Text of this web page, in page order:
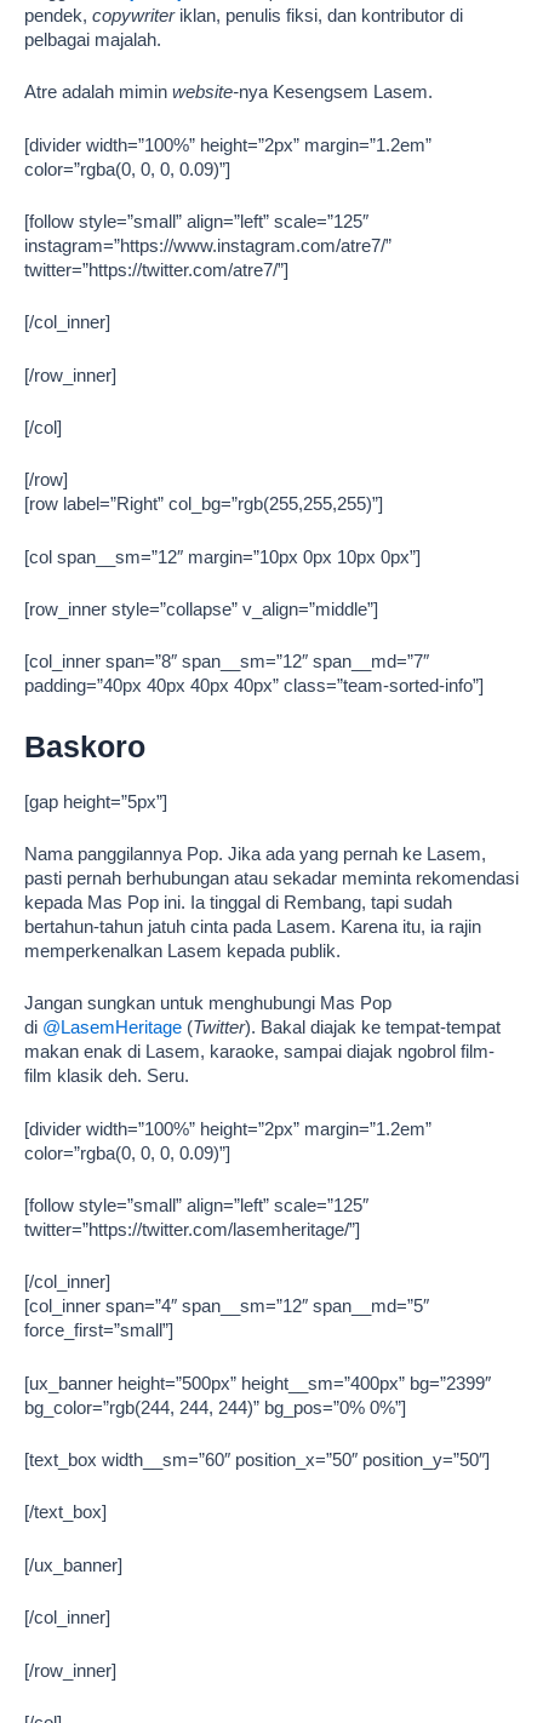
pendek, copywriteriklan, penulis fiksi, dan kontributor di
pelbagai majalah.
Atre adalah mimin website-nya Kesengsem Lasem.
[divider width=”100%” height=”2px” margin=”1.2em”
color=”rgba(0, 0, 0, 0.09)”]
[follow style=”small” align=”left” scale=”125″
instagram=”https://www.instagram.com/atre7/”
twitter=”https://twitter.com/atre7/”]
[/col_inner]
[/row_inner]
[/col]
[/row]
[row label=”Right” col_bg=”rgb(255,255,255)”]
[col span__sm=”12″ margin=”10px 0px 10px 0px”]
[row_inner style=”collapse” v_align=”middle”]
[col_inner span=”8″ span__sm=”12″ span__md=”7″
padding=”40px 40px 40px 40px” class=”team-sorted-info”]
Baskoro
[gap height=”5px”]
Nama panggilannya Pop. Jika ada yang pernah ke Lasem,
pasti pernah berhubungan atau sekadar meminta rekomendasi
kepada Mas Pop ini. Ia tinggal di Rembang, tapi sudah
bertahun-tahun jatuh cinta pada Lasem. Karena itu, ia rajin
memperkenalkan Lasem kepada publik.
Jangan sungkan untuk menghubungi Mas Pop
di @LasemHeritage (Twitter). Bakal diajak ke tempat-tempat
makan enak di Lasem, karaoke, sampai diajak ngobrol film-
film klasik deh. Seru.
[divider width=”100%” height=”2px” margin=”1.2em”
color=”rgba(0, 0, 0, 0.09)”]
[follow style=”small” align=”left” scale=”125″
twitter=”https://twitter.com/lasemheritage/”]
[/col_inner]
[col_inner span=”4″ span__sm=”12″ span__md=”5″
force_first=”small”]
[ux_banner height=”500px” height__sm=”400px” bg=”2399″
bg_color=”rgb(244, 244, 244)” bg_pos=”0% 0%”]
[text_box width__sm=”60″ position_x=”50″ position_y=”50″]
[/text_box]
[/ux_banner]
[/col_inner]
[/row_inner]